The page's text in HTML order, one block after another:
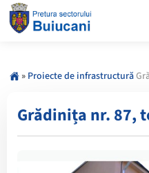
» Proiecte de infrastructură
Grădinița nr. 87,